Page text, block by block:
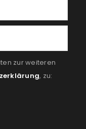
zur weiteren
, zu: